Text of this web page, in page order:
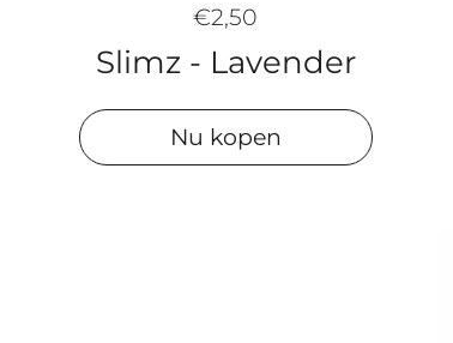
€2,50
Slimz - Lavender
Nu kopen